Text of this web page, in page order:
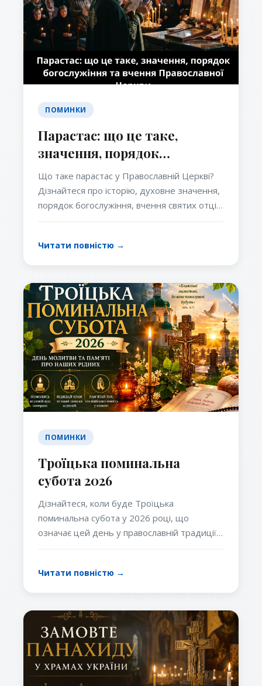
ПОМИНКИ
Парастас: що це таке,
значення, порядок
богослужіння та вчення
Православної Церкви
Що таке парастас у Православній Церкві?
Дізнайтеся про історію, духовне значення,
порядок богослужіння, вчення святих отців
Читати повністю →
ПОМИНКИ
Троїцька поминальна
субота 2026
Дізнайтеся, коли буде Троїцька
поминальна субота у 2026 році, що
означає цей день у православній традиції,
Трійці.
Читати повністю →